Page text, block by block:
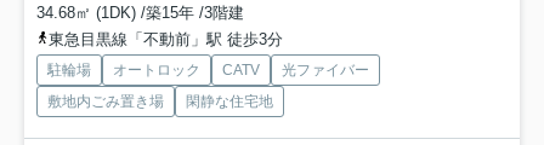
34.68㎡ (1DK) /築15年 /3階建
東急目黒線「不動前」駅 徒歩3分
駐輪場 オートロック CATV
光ファイバー
敷地内ごみ置き場
閑静な住宅地